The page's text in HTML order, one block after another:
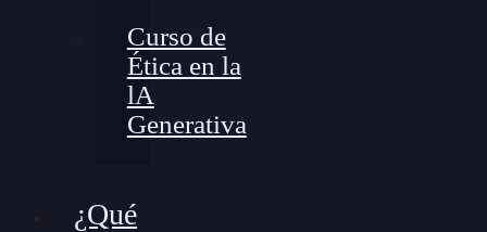
Curso de
Ética en la
lA
Generativa
¿Qué